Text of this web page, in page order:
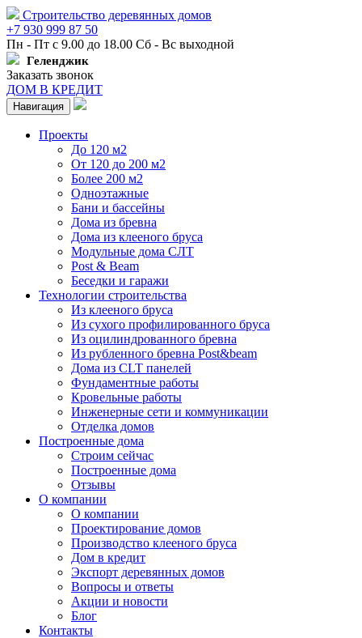
Строительство деревянных домов
+7 930 999 87 50
Пн - Пт с 9.00 до 18.00 Сб - Вс выходной
Геленджик
Заказать звонок
ДОМ В КРЕДИТ
Навигация
Проекты
До 120 м2
От 120 до 200 м2
Более 200 м2
Одноэтажные
Бани и бассейны
Дома из бревна
Дома из клееного бруса
Модульные дома СЛТ
Post & Beam
Беседки и гаражи
Технологии строительства
Из клееного бруса
Из сухого профилированного бруса
Из оцилиндрованного бревна
Из рубленного бревна Post&beam
Дома из CLT панелей
Фундаментные работы
Кровельные работы
Инженерные сети и коммуникации
Отделка домов
Построенные дома
Строим сейчас
Построенные дома
Отзывы
О компании
О компании
Проектирование домов
Производство клееного бруса
Дом в кредит
Экспорт деревянных домов
Вопросы и ответы
Акции и новости
Блог
Контакты